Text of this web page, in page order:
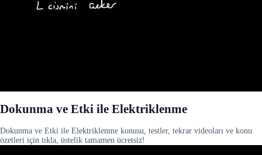
Dokunma ve Etki ile Elektriklenme
Dokunma ve Etki ile Elektriklenme konusu, testler, tekrar videoları ve konu
özetleri için tıkla, üstelik tamamen ücretsiz!